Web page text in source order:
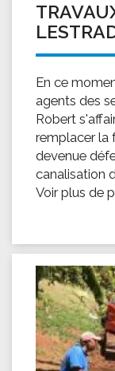
En ce
agents des
Robert
remplacer la
devenue
canalisation
Voir plus de